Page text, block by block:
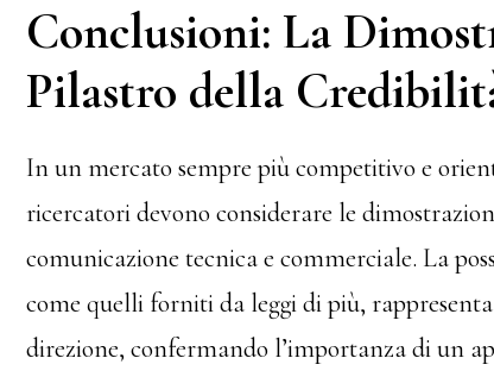
Conclusioni: La
Pilastro della
In un mercato sempre più competitivo e
ricercatori devono considerare le
comunicazione tecnica e commerciale. La
come quelli forniti da leggi di più,
direzione, confermando l’importanza di un